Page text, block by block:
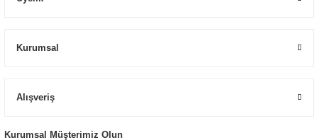
Kurumsal
Alışveriş
Kurumsal Müşterimiz Olun